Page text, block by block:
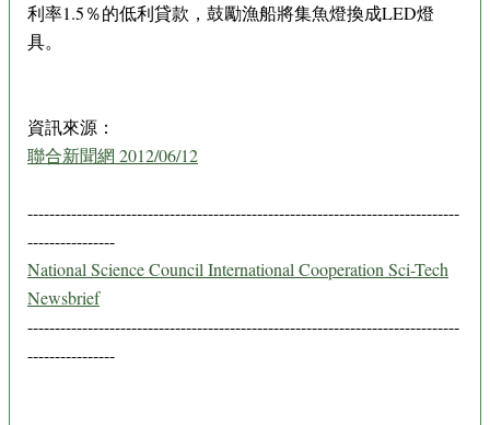
利率1.5％的低利貸款，鼓勵漁船將集魚燈換成LED燈
具。
資訊來源：
聯合新聞網 2012/06/12
-------------------------------------------------------------------------------
----------------
National Science Council International Cooperation Sci-Tech
Newsbrief
-------------------------------------------------------------------------------
----------------